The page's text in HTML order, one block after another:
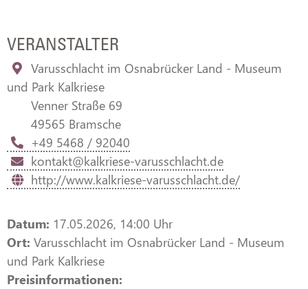
VERANSTALTER
Varusschlacht im Osnabrücker Land - Museum
und Park Kalkriese
Venner Straße 69
49565 Bramsche
+49 5468 / 92040
kontakt@kalkriese-varusschlacht.de
http://www.kalkriese-varusschlacht.de/
Datum: 17.05.2026, 14:00 Uhr
Ort: Varusschlacht im Osnabrücker Land - Museum
und Park Kalkriese
Preisinformationen: